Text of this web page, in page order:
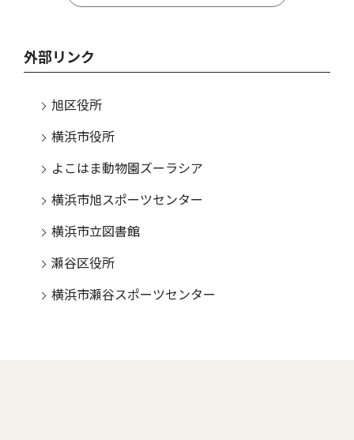
外部リンク
旭区役所
横浜市役所
よこはま動物園ズーラシア
横浜市旭スポーツセンター
横浜市立図書館
瀬谷区役所
横浜市瀬谷スポーツセンター